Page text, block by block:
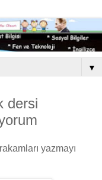
▼
dersi
yazmayı